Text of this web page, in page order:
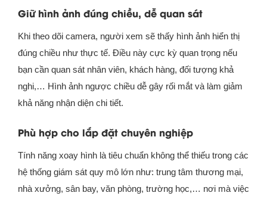
Giữ hình ảnh đúng chiều, dễ quan sát
Khi theo dõi camera, người xem sẽ thấy hình ảnh hiển thị
đúng chiều như thực tế. Điều này cực kỳ quan trọng nếu
bạn cần quan sát nhân viên, khách hàng, đối tượng khả
nghi,… Hình ảnh ngược chiều dễ gây rối mắt và làm giảm
khả năng nhận diện chi tiết.
Phù hợp cho lắp đặt chuyên nghiệp
Tính năng xoay hình là tiêu chuẩn không thể thiếu trong các
hệ thống giám sát quy mô lớn như: trung tâm thương mại,
nhà xưởng, sân bay, văn phòng, trường học,… nơi mà việc